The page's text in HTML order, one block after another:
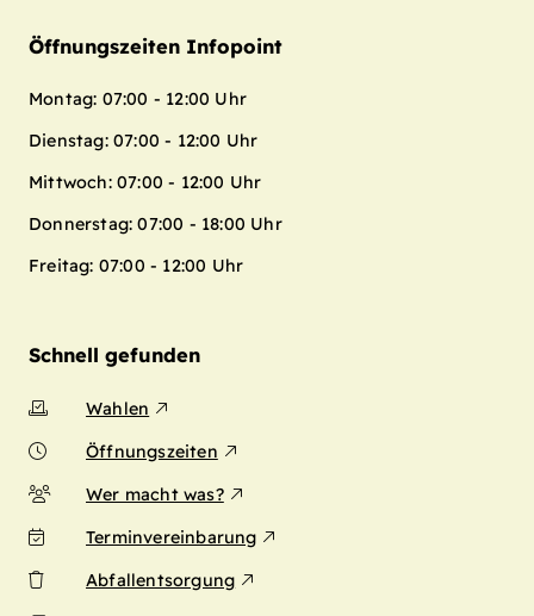
Öffnungszeiten Infopoint
Montag: 07:00 - 12:00 Uhr
Dienstag: 07:00 - 12:00 Uhr
Mittwoch: 07:00 - 12:00 Uhr
Donnerstag: 07:00 - 18:00 Uhr
Freitag: 07:00 - 12:00 Uhr
Schnell gefunden
Wahlen
Öffnungszeiten
Wer macht was?
Terminvereinbarung
Abfallentsorgung